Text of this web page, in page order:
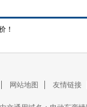
！
网站地图 友情链接